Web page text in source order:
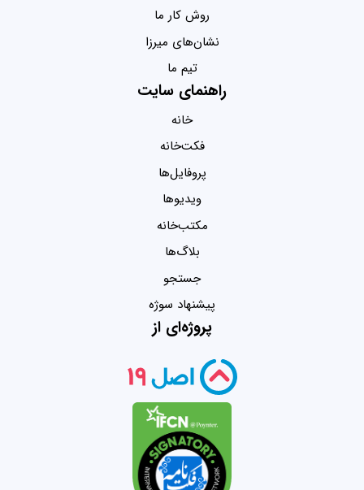
روش کار ما
نشان‌های میرزا
تیم ما
راهنمای سایت
خانه
فکت‌خانه
پروفایل‌ها
ویدیو‌ها
مکتب‌خانه
بلاگ‌ها
جستجو
پیشنهاد سوژه
پروژه‌ای از